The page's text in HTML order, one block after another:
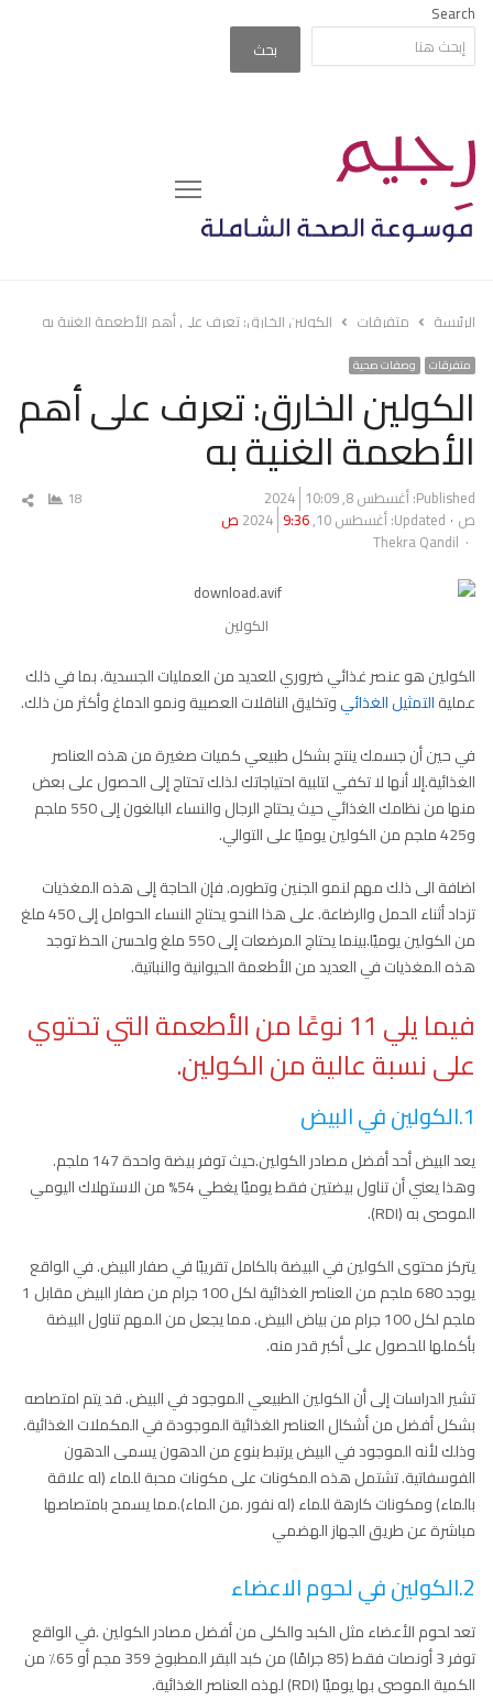
Search
بحث
Menu
الرئيسة متفرقات الكولين الخارق: تعرف على أهم الأطعمة الغنية به
متفرقات وصفات صحية
الكولين الخارق: تعرف على أهم
الأطعمة الغنية به
Published: أغسطس 8, 2024
10:09
ص Updated: أغسطس 10, 2024 9:36 ص
Author
Thekra Qandil
18
الكولين
الكولين هو عنصر غذائي ضروري للعديد من العمليات الجسدية. بما في ذلك
عمليةالتمثيل الغذائيوتخليق الناقلات العصبية ونمو الدماغ وأكثر من ذلك.
في حين أن جسمك ينتج بشكل طبيعي كميات صغيرة من هذه العناصر
الغذائية.إلا أنها لا تكفي لتلبية احتياجاتك لذلك تحتاج إلى الحصول على بعض
منها من نظامك الغذائي حيث يحتاج الرجال والنساء البالغون إلى 550 ملجم
و425 ملجم من الكولين يوميًا على التوالي.
اضافة الى ذلك مهم لنمو الجنين وتطوره. فإن الحاجة إلى هذه المغذيات
تزداد أثناء الحمل والرضاعة. على هذا النحو يحتاج النساء الحوامل إلى 450 ملغ
من الكولين يوميًا.بينما يحتاج المرضعات إلى 550 ملغ ولحسن الحظ توجد
هذه المغذيات في العديد من الأطعمة الحيوانية والنباتية.
فيما يلي 11 نوعًا من الأطعمة التي تحتوي
على نسبة عالية من الكولين.
1.الكولين في البيض
يعد البيض أحد أفضل مصادر الكولين.حيث توفر بيضة واحدة 147 ملجم.
وهذا يعني أن تناول بيضتين فقط يوميًا يغطي 54% من الاستهلاك اليومي
الموصى به (RDI).
يتركز محتوى الكولين في البيضة بالكامل تقريبًا في صفار البيض. في الواقع
يوجد 680 ملجم من العناصر الغذائية لكل 100 جرام من صفار البيض مقابل 1
ملجم لكل 100 جرام من بياض البيض. مما يجعل من المهم تناول البيضة
بأكملها للحصول على أكبر قدر منه.
تشير الدراسات إلى أن الكولين الطبيعي الموجود في البيض. قد يتم امتصاصه
بشكل أفضل من أشكال العناصر الغذائية الموجودة في المكملات الغذائية.
وذلك لأنه الموجود في البيض يرتبط بنوع من الدهون يسمى الدهون
الفوسفاتية. تشتمل هذه المكونات على مكونات محبة للماء (له علاقة
بالماء) ومكونات كارهة للماء (له نفور .من الماء).مما يسمح بامتصاصها
مباشرة عن طريق الجهاز الهضمي
2.الكولين في لحوم الاعضاء
تعد لحوم الأعضاء مثل الكبد والكلى من أفضل مصادر الكولين .في الواقع
توفر 3 أونصات فقط (85 جرامًا) من كبد البقر المطبوخ 359 مجم أو 65٪ من
الكمية الموصى بها يوميًا (RDI) لهذه العناصر الغذائية.